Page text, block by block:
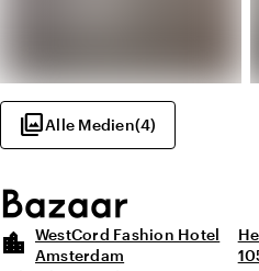
photo_libraryAlle Medien(4)
Bazaar
location_city WestCord Fashion Hotel
Amsterdam